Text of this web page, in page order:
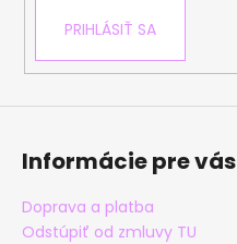
PRIHLÁSIŤ SA
Informácie pre vás
Doprava a platba
Odstúpiť od zmluvy TU